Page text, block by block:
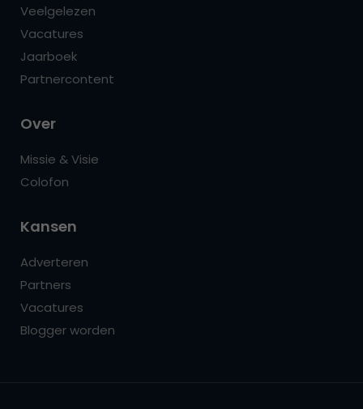
Veelgelezen
Vacatures
Jaarboek
Partnercontent
Over
Missie & Visie
Colofon
Kansen
Adverteren
Partners
Vacatures
Blogger worden